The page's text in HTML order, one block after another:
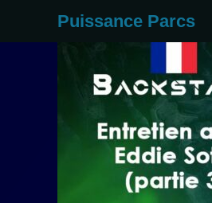
Puissance Parcs